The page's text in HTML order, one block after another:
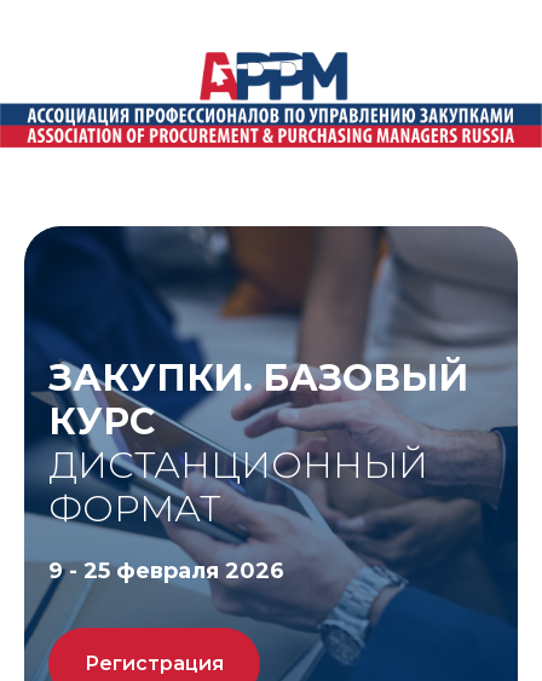
ЗАКУПКИ. БАЗОВЫЙ
КУРС
ДИСТАНЦИОННЫЙ
ФОРМАТ
9 - 25 февраля 2026
Регистрация